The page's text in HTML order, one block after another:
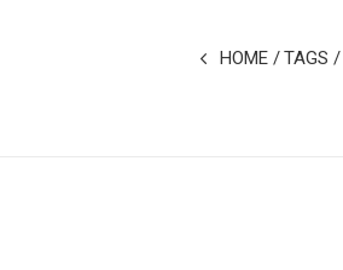
HOME TAGS